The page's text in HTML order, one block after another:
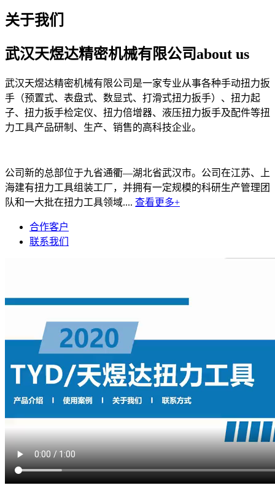
关于我们
武汉天煜达精密机械有限公司about us
武汉天煜达精密机械有限公司是一家专业从事各种手动扭力扳
手（预置式、表盘式、数显式、打滑式扭力扳手）、扭力起
子、扭力扳手检定仪、扭力倍增器、液压扭力扳手及配件等扭
力工具产品研制、生产、销售的高科技企业。
公司新的总部位于九省通衢—湖北省武汉市。公司在江苏、上
海建有扭力工具组装工厂，并拥有一定规模的科研生产管理团
队和一大批在扭力工具领域.... 查看更多+
合作客户
联系我们